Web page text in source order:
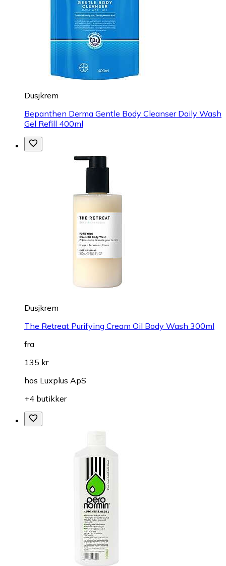
Dusjkrem
Bepanthen Derma Gentle Body Cleanser Daily Wash
Gel Refill 400ml
Dusjkrem
The Retreat Purifying Cream Oil Body Wash 300ml
fra
135 kr
hos Luxplus ApS
+4 butikker